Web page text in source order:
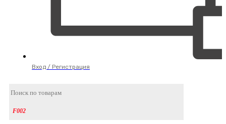
Вход / Регистрация